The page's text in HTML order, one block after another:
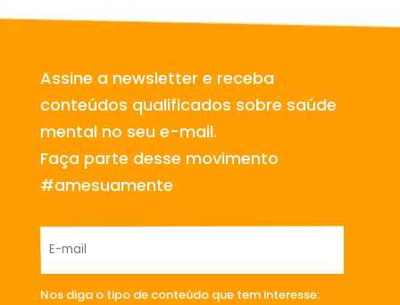
Assine a newsletter e receba
conteúdos qualificados sobre saúde
mental no seu e-mail.
Faça parte desse movimento
#amesuamente
Nos diga o tipo de conteúdo que tem interesse: